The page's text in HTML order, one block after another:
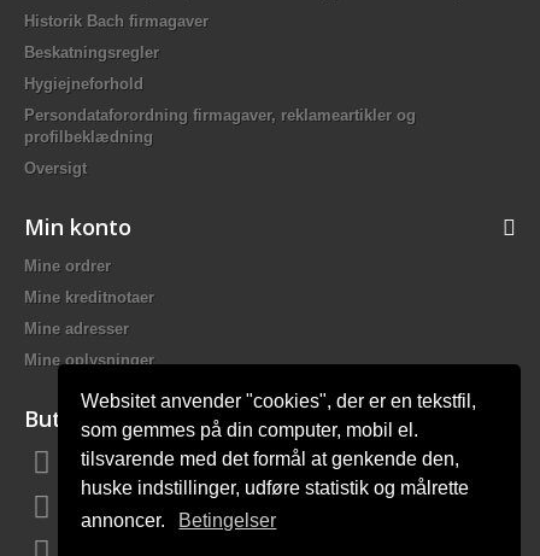
Websitet anvender "cookies", der er en tekstfil,
som gemmes på din computer, mobil el.
tilsvarende med det formål at genkende den,
huske indstillinger, udføre statistik og målrette
annoncer.
Betingelser
Historik Bach firmagaver
Beskatningsregler
Hygiejneforhold
Persondataforordning firmagaver, reklameartikler og
profilbeklædning
Oversigt
Min konto
Mine ordrer
Mine kreditnotaer
Mine adresser
Mine oplysninger
Butiksinformation
Bach Promotion, Trafikskolevej 2 7400 Herning Danmark
81 44 12 12